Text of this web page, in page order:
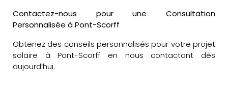
Contactez-nous pour une Consultation
Personnalisée à Pont-Scorff
Obtenez des conseils personnalisés pour votre projet
solaire à Pont-Scorff en nous contactant dès
aujourd’hui.